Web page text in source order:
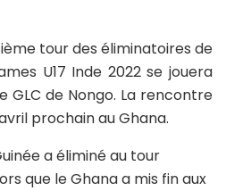
tour des éliminatoires de
U17 Inde 2022 se jouera
GLC de Nongo. La rencontre
prochain au Ghana.
a éliminé au tour
que le Ghana a mis fin aux